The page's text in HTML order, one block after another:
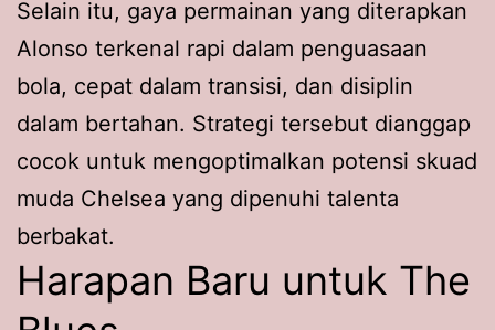
Selain itu, gaya permainan yang diterapkan
Alonso terkenal rapi dalam penguasaan
bola, cepat dalam transisi, dan disiplin
dalam bertahan. Strategi tersebut dianggap
cocok untuk mengoptimalkan potensi skuad
muda Chelsea yang dipenuhi talenta
berbakat.
Harapan Baru untuk The